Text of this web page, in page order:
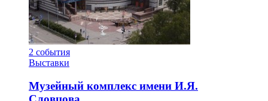
2 события
Выставки
Музейный комплекс имени И.Я.